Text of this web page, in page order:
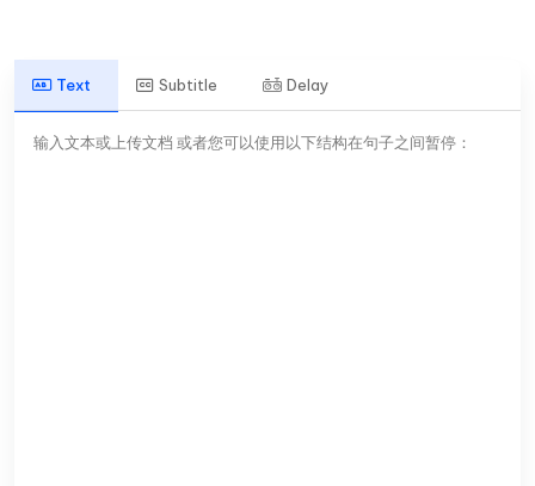
Text Subtitle Delay